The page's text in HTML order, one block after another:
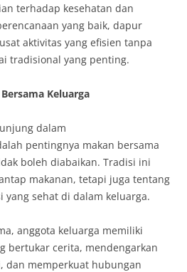
terhadap kesehatan dan
yang baik, dapur
aktivitas yang efisien tanpa
tradisional yang penting.
Keluarga
dalam
pentingnya makan bersama
boleh diabaikan. Tradisi ini
makanan, tetapi juga tentang
yang sehat di dalam keluarga.
anggota keluarga memiliki
bertukar cerita, mendengarkan
dan memperkuat hubungan